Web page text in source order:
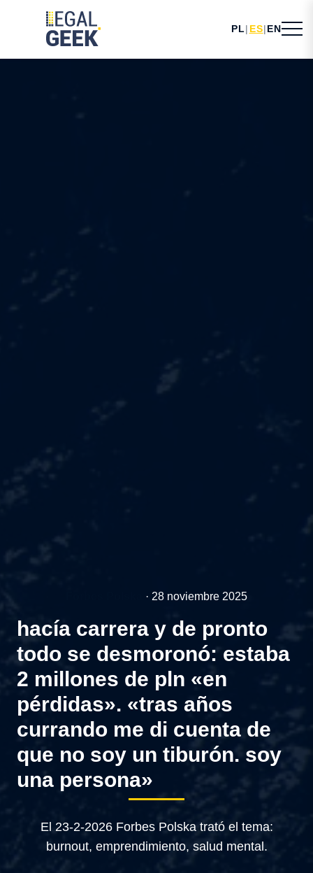
PL | ES| EN
· 28 noviembre 2025
hacía carrera y de pronto
todo se desmoronó: estaba
2 millones de pln «en
pérdidas». «tras años
currando me di cuenta de
que no soy un tiburón. soy
una persona»
El 23-2-2026 Forbes Polska trató el tema:
burnout, emprendimiento, salud mental.